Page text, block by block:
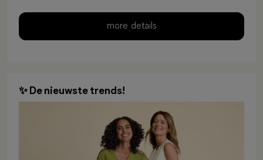
more details
✨ De nieuwste trends!